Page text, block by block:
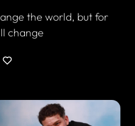
the world, but for
change